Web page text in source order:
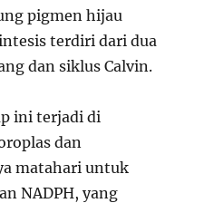
pigmen hijau
terdiri dari dua
dan siklus Calvin.
ini terjadi di
dan
matahari untuk
NADPH, yang